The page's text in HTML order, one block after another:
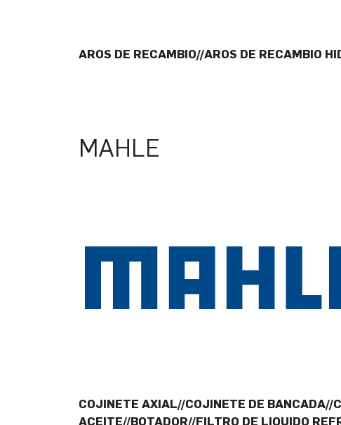
AROS DE RECAMBIO//AROS DE RECAMBIO
MAHLE
COJINETE AXIAL//COJINETE DE BANCADA//
ACEITE//BOTADOR//FILTRO DE LIQUIDO